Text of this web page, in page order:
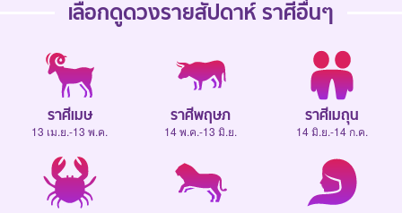
เลือกดูดวงรายสัปดาห์ ราศีอื่นๆ
ราศีเมษ
13 เม.ย.-13 พ.ค.
ราศีพฤษภ
14 พ.ค.-13 มิ.ย.
ราศีเมถุน
14 มิ.ย.-14 ก.ค.